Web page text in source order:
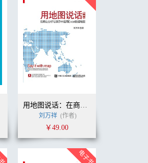
用地图说话：在商业分析与演示中运用Excel数据地图
刘万祥 (作者)
￥49.00